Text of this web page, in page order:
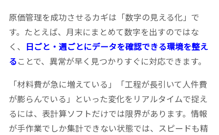
原価管理を成功させるカギは「数字の見える化」で
す。たとえば、月末にまとめて数字を出すのではな
く、 日ごと・週ごとにデータを確認できる環境を整え
る ことで、異常が早く見つかりすぐに対応できます。
「材料費が急に増えている」「工程が長引いて人件費
が膨らんでいる」といった変化をリアルタイムで捉え
るには、表計算ソフトだけでは限界があります。情報
が手作業でしか集計できない状態では、スピードも精